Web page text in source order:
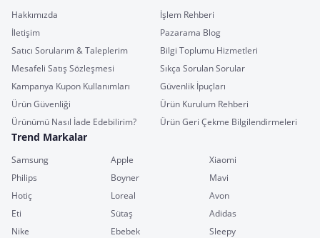
Hakkımızda
İşlem Rehberi
İletişim
Pazarama Blog
Satıcı Sorularım & Taleplerim
Bilgi Toplumu Hizmetleri
Mesafeli Satış Sözleşmesi
Sıkça Sorulan Sorular
Kampanya Kupon Kullanımları
Güvenlik İpuçları
Ürün Güvenliği
Ürün Kurulum Rehberi
Ürünümü Nasıl İade Edebilirim?
Ürün Geri Çekme Bilgilendirmeleri
Trend Markalar
Samsung Apple
Xiaomi
Philips
Boyner
Mavi
Hotiç
Loreal
Avon
Eti
Sütaş
Adidas
Nike
Ebebek
Sleepy